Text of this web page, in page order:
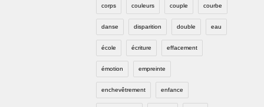
corps couleurs couple courbe
danse disparition double eau
école écriture effacement
émotion empreinte
enchevêtrement enfance